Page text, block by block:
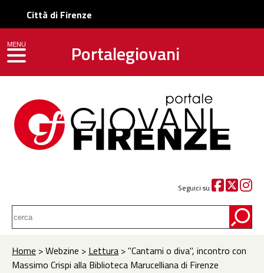
Città di Firenze
Portalegiovani
Seguici su
MENU
toggle navigation
Home > Webzine > Lettura > "Cantami o diva", incontro con
Massimo Crispi alla Biblioteca Marucelliana di Firenze